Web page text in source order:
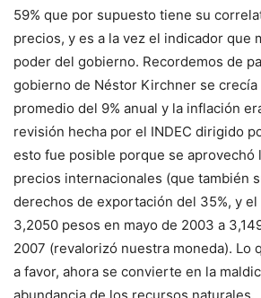
59% que por supuesto tiene su
precios, y es a la vez el indicador que
poder del gobierno. Recordemos de
gobierno de Néstor Kirchner se crecía
promedio del 9% anual y la inflación
revisión hecha por el INDEC dirigido
esto fue posible porque se aprovechó
precios internacionales (que también
derechos de exportación del 35%, y
3,2050 pesos en mayo de 2003 a
2007 (revalorizó nuestra moneda). Lo
a favor, ahora se convierte en la
abundancia de los recursos naturales.